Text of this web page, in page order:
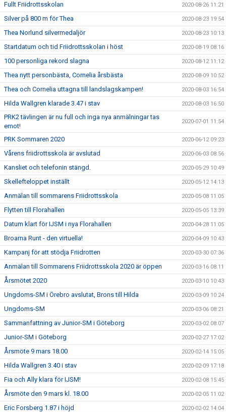
Fullt Friidrottsskolan 2020-08-26 11:21
Silver på 800 m för Thea 2020-08-23 19:54
Thea Norlund silvermedaljör 2020-08-23 10:13
Startdatum och tid Friidrottsskolan i höst 2020-08-19 08:16
100 personliga rekord slagna 2020-08-12 11:12
Thea nytt personbästa, Cornelia årsbästa 2020-08-09 10:52
Thea och Cornelia uttagna till landslagskampen! 2020-08-03 16:54
Hilda Wallgren klarade 3.47 i stav 2020-08-03 16:50
PRK2 tävlingen är nu full och inga nya anmälningar tas
emot!
2020-07-01 11:54
PRK Sommaren 2020 2020-06-12 09:23
Vårens friidrottsskola är avslutad 2020-06-03 08:56
Kansliet och telefonin stängd. 2020-05-29 10:49
Skellefteloppet inställt 2020-05-12 14:13
Anmälan till sommarens Friidrottsskola 2020-05-08 11:05
Flytten till Florahallen 2020-05-05 13:39
Datum klart för IJSM i nya Florahallen 2020-04-28 11:05
Broarna Runt - den virtuella! 2020-04-09 10:43
Kampanj för att stödja Friidrotten 2020-03-30 07:36
Anmälan till Sommarens Friidrottsskola 2020 är öppen 2020-03-16 08:11
Årsmötet 2020 2020-03-10 10:43
Ungdoms-SM i Örebro avslutat, Brons till Hilda 2020-03-09 10:24
Ungdoms-SM 2020-03-06 08:21
Sammanfattning av Junior-SM i Göteborg 2020-03-02 08:07
Junior-SM i Göteborg 2020-02-27 17:02
Årsmöte 9 mars 18.00 2020-02-14 15:05
Hilda Wallgren 3.40 i stav 2020-02-09 17:18
Fia och Ally klara för IJSM! 2020-02-08 15:45
Årsmöte den 9 mars kl. 18.00 2020-02-05 11:02
Eric Forsberg 1.87 i höjd 2020-02-02 14:04